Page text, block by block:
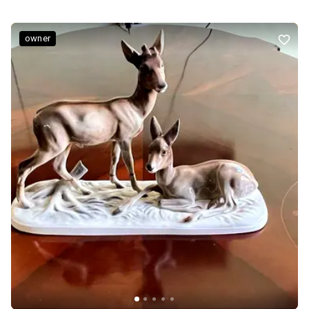
м² з італійськими ексклюзивними меблями з натурального
дерева. 2 спальня 25 м² оформлена для дівчинки/дівчини. 3
спальня 17 м² з двоярусним ліжком. Ванна кімната 14 м².
Цокольний поверх: велика кімната (29 м²) під спортзал, ігрову.
Санвузол із душовою кабіною 13,5 м². Котельня, пральна
машина, гардероб 15 м² та багато додаткового простору, шаф.
Будинок розташований у центральній частині міста, район
Нагірки. Поруч школи, ліцеї, дитячі садки, магазини, торгові
центри, зупинки громадського транспорту. У всьому будинку
ґрати на вікнах, охоронна сигналізація, відеоспостереження.
Подвіря в соснах та ялинах. Можливість паркування у дворі для
1 авто, також можна припаркувати 1-2 авто за парканом.
Індивідуальне опалення (газ) та електро (бойлер) фірми Buderus.
owner